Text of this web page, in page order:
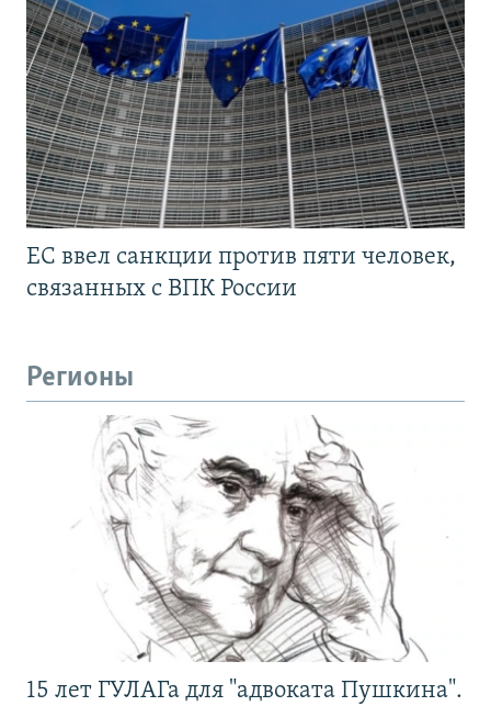
ЕС ввел санкции против пяти человек,
связанных с ВПК России
Регионы
15 лет ГУЛАГа для "адвоката Пушкина".